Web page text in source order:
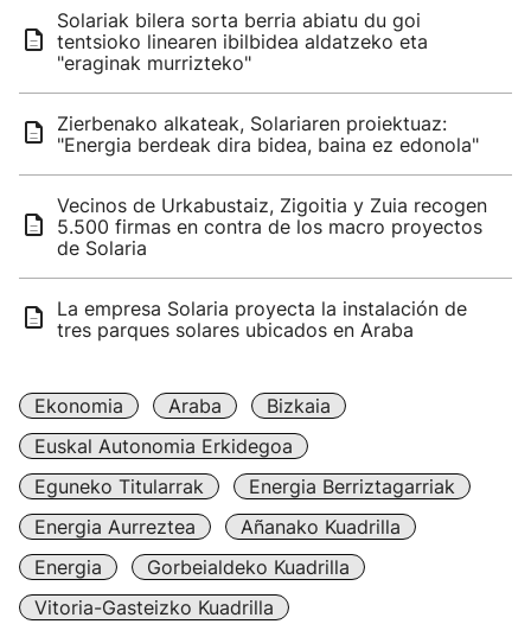
Solariak bilera sorta berria abiatu du goi
tentsioko linearen ibilbidea aldatzeko eta
"eraginak murrizteko"
Zierbenako alkateak, Solariaren proiektuaz:
"Energia berdeak dira bidea, baina ez edonola"
Vecinos de Urkabustaiz, Zigoitia y Zuia recogen
5.500 firmas en contra de los macro proyectos
de Solaria
La empresa Solaria proyecta la instalación de
tres parques solares ubicados en Araba
Ekonomia Araba
Bizkaia
Euskal Autonomia Erkidegoa
Eguneko Titularrak
Energia Berriztagarriak
Energia Aurreztea
Añanako Kuadrilla
Energia
Gorbeialdeko Kuadrilla
Vitoria-Gasteizko Kuadrilla